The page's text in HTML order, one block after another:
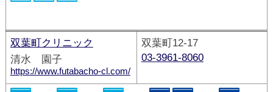
双葉町クリニック
清水 園子
https://www.futabacho-cl.com/
双葉町12-17
03-3961-8060